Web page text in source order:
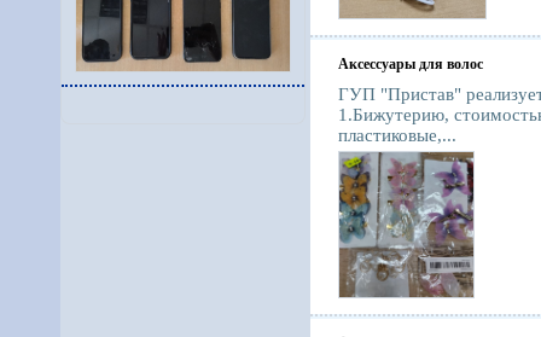
Аксессуары для волос
ГУП "Пристав"
1.Бижутерию,
пластиковые,...